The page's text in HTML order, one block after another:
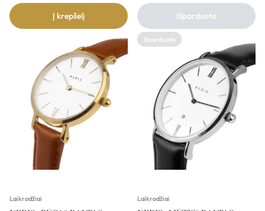
Į krepšelį Išparduota
Laikrodžiai
Išparduota
Laikrodžiai